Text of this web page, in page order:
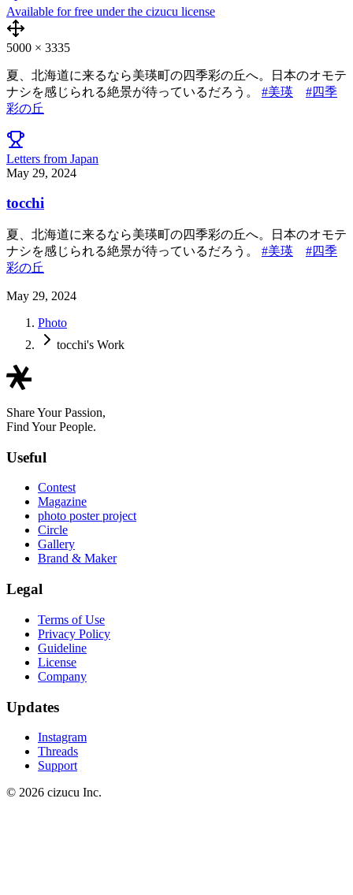
Available for free under the cizucu license
5000 × 3335
夏、北海道に来るなら美瑛町の四季彩の丘へ。日本のオモテ
ナシを感じられる絶景が待っているだろう。 #美瑛
#四季
彩の丘
Letters from Japan
May 29, 2024
tocchi
夏、北海道に来るなら美瑛町の四季彩の丘へ。日本のオモテ
ナシを感じられる絶景が待っているだろう。 #美瑛
#四季
彩の丘
May 29, 2024
Photo
tocchi's Work
Share Your Passion,
Find Your People.
Useful
Contest
Magazine
photo poster project
Circle
Gallery
Brand & Maker
Legal
Terms of Use
Privacy Policy
Guideline
License
Company
Updates
Instagram
Threads
Support
© 2026 cizucu Inc.